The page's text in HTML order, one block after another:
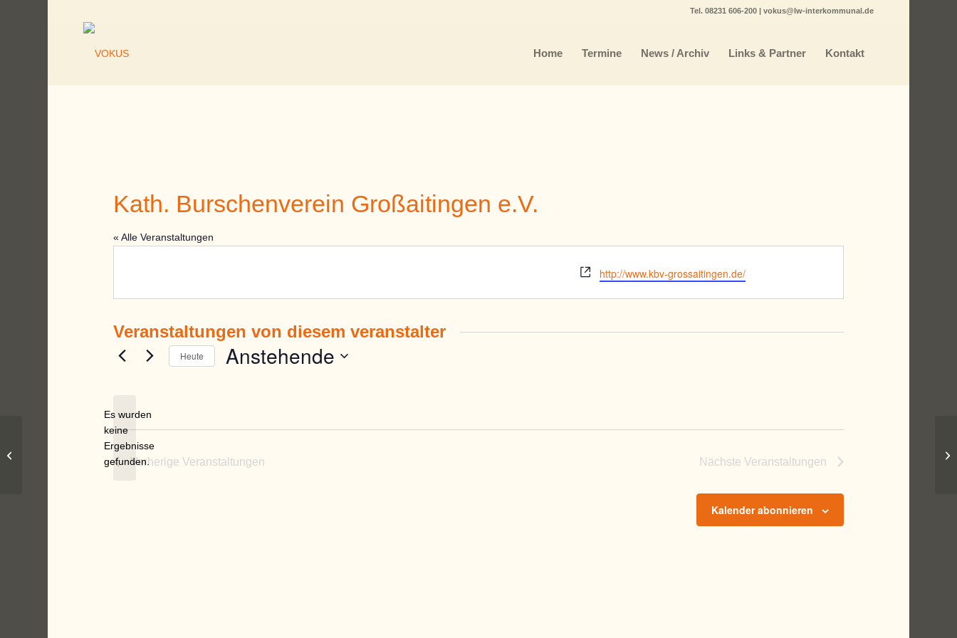
Tel. 08231 606-200 | vokus@lw-interkommunal.de
Home Termine News / Archiv Links & Partner Kontakt
Kath. Burschenverein Großaitingen e.V.
« Alle Veranstaltungen
Webseite
http://www.kbv-grossaitingen.de/
Veranstaltungen von diesem veranstalter
Hinweis
Es wurden
keine
Ergebnisse
gefunden.
Heute Anstehende
VorherigeVeranstaltungen Nächste Veranstaltungen
Kalender abonnieren
Fischereiverein Großaitingen e.V.